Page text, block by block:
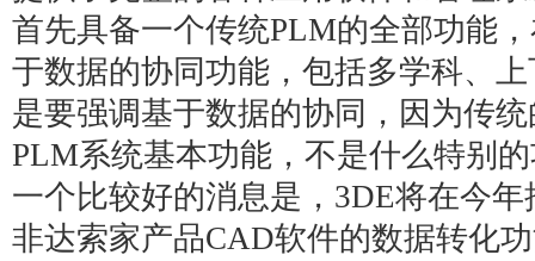
首先具备一个传统PLM的全部功能
于数据的协同功能，包括多学科、
是要强调基于数据的协同，因为传
PLM系统基本功能，不是什么特别
一个比较好的消息是，3DE将在今
非达索家产品CAD软件的数据转化